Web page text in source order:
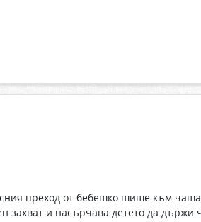
преход от бебешко шише към
захват и насърчава детето да държи